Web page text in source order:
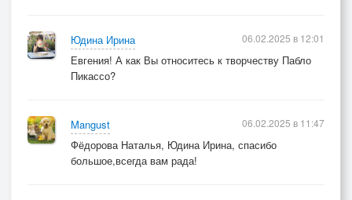
Юдина Ирина
Евгения! А как Вы относитесь к творчеству Пабло
Пикассо?
06.02.2025 в 12:01
Mangust
Фёдорова Наталья, Юдина Ирина, спасибо
большое,всегда вам рада!
06.02.2025 в 11:47